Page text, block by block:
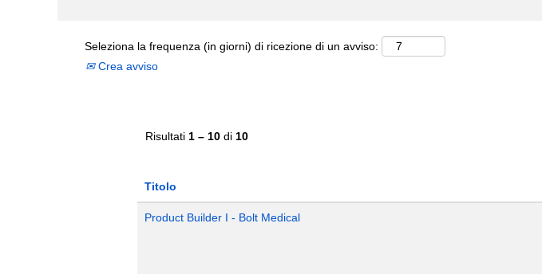
Seleziona la frequenza (in giorni) di ricezione di un avviso:
Crea avviso
Risultati 1 – 10 di 10
Titolo
Product Builder I - Bolt Medical